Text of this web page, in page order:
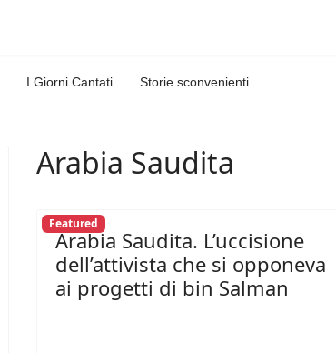
I Giorni Cantati Storie sconvenienti
Arabia Saudita
Featured
Arabia Saudita. L’uccisione
dell’attivista che si opponeva
ai progetti di bin Salman